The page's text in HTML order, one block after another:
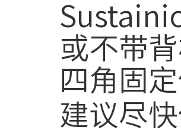
或不带
四角固
建议尽